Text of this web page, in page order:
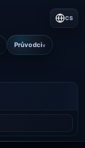
Průvodciv
CS